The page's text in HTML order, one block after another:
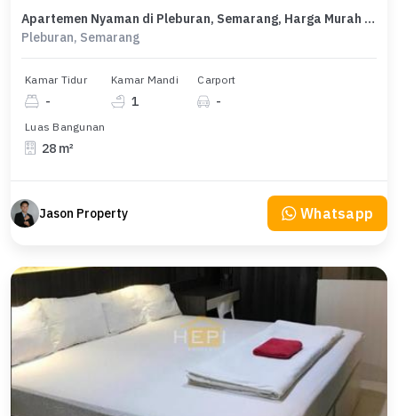
Apartemen Nyaman di Pleburan, Semarang, Harga Murah 60 Juta /tahun
Pleburan, Semarang
Kamar Tidur
-
Kamar Mandi
1
Carport
-
Luas Bangunan
28 m²
Jason Property Whatsapp